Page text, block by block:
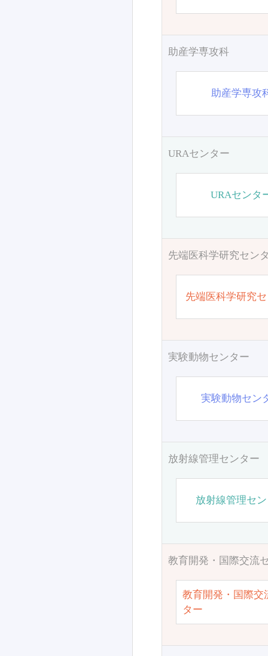
助産学専攻科
助産学専攻
URAセンター
URAセンタ
先端医科学研究セン
先端医科学研究
実験動物センター
実験動物セン
放射線管理センター
放射線管理セ
教育開発・国際交流
教育開発・国際交
ター